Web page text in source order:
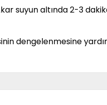
suyun altında 2-3
dengelenmesine